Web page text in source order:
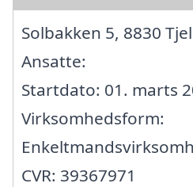
Solbakken 5, 8830
Ansatte:
Startdato: 01. marts
Virksomhedsform:
CVR: 39367971